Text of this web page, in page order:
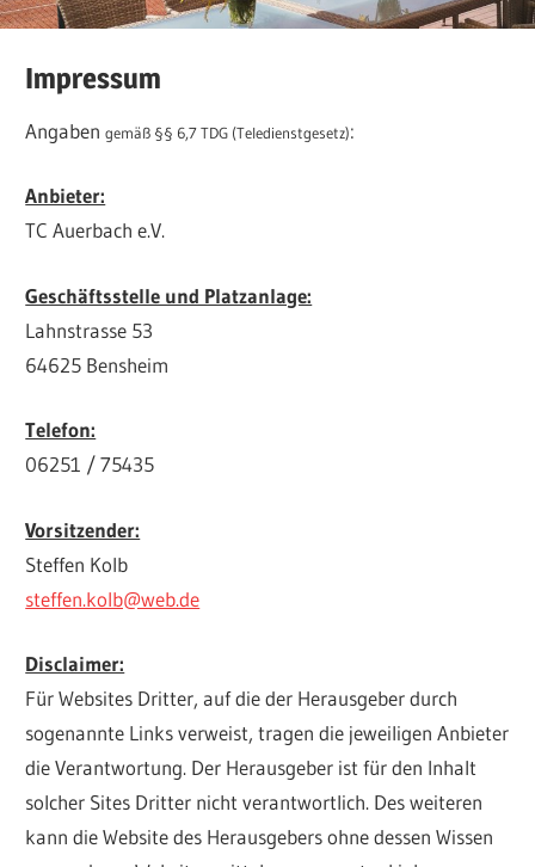
Impressum
Angabengemäß §§ 6,7 TDG (Teledienstgesetz):
Anbieter:
TC Auerbach e.V.
Geschäftsstelle und Platzanlage:
Lahnstrasse 53
64625 Bensheim
Telefon:
06251 / 75435
Vorsitzender:
Steffen Kolb
steffen.kolb@web.de
Disclaimer:
Für Websites Dritter, auf die der Herausgeber durch
sogenannte Links verweist, tragen die jeweiligen Anbieter
die Verantwortung. Der Herausgeber ist für den Inhalt
solcher Sites Dritter nicht verantwortlich. Des weiteren
kann die Website des Herausgebers ohne dessen Wissen